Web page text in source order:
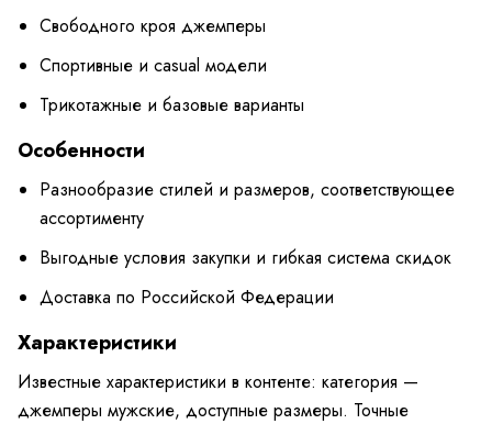
Свободного кроя джемперы
Спортивные и casual модели
Трикотажные и базовые варианты
Особенности
Разнообразие стилей и размеров, соответствующее
ассортименту
Выгодные условия закупки и гибкая система скидок
Доставка по Российской Федерации
Характеристики
Известные характеристики в контенте: категория —
джемперы мужские, доступные размеры. Точные